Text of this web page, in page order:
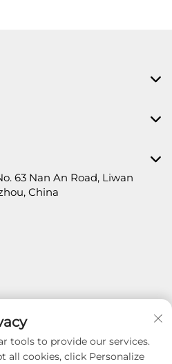
63 Nan An Road, Liwan
China
tools to provide our services.
all cookies, click Personalize